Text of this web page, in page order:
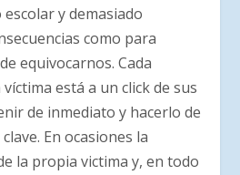
y demasiado
como para
equivocarnos. Cada
está a un click de sus
de inmediato y hacerlo de
En ocasiones la
la propia victima y, en todo